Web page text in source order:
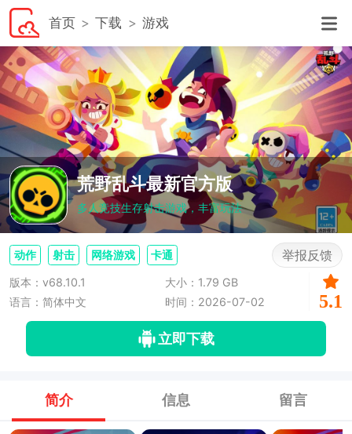
首页 下载 游戏
荒野乱斗最新官方版
多人竞技生存射击游戏，丰富玩法
动作 射击 网络游戏 卡通 举报反馈
版本：v68.10.1
大小：1.79 GB
语言：简体中文
时间：2026-07-02 5.1
立即下载
简介 信息 留言